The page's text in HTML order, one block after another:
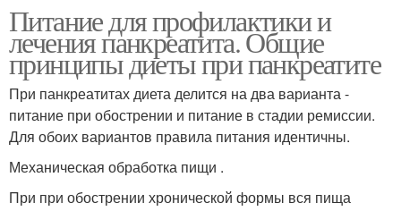
Питание для профилактики и
лечения панкреатита. Общие
принципы диеты при панкреатите
При панкреатитах диета делится на два варианта -
питание при обострении и питание в стадии ремиссии.
Для обоих вариантов правила питания идентичны.
Механическая обработка пищи .
При при обострении хронической формы вся пища